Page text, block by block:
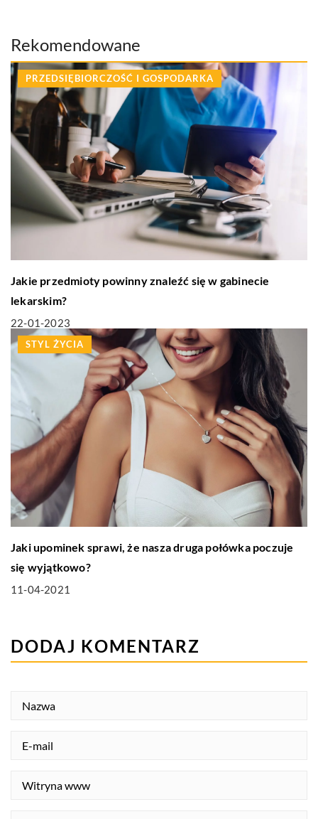
Rekomendowane
PRZEDSIĘBIORCZOŚĆ I GOSPODARKA
Jakie przedmioty powinny znaleźć się w gabinecie
lekarskim?
22-01-2023
STYL ŻYCIA
Jaki upominek sprawi, że nasza druga połówka poczuje
się wyjątkowo?
11-04-2021
DODAJ KOMENTARZ